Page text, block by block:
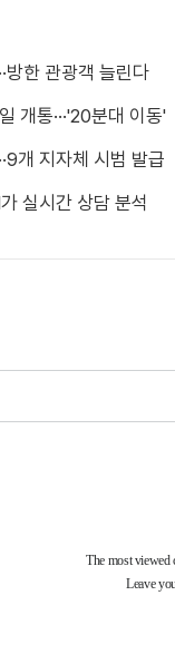
방한 관광객 늘린다
개통···'20분대 이동'
개 지자체 시범 발급
실시간 상담 분석